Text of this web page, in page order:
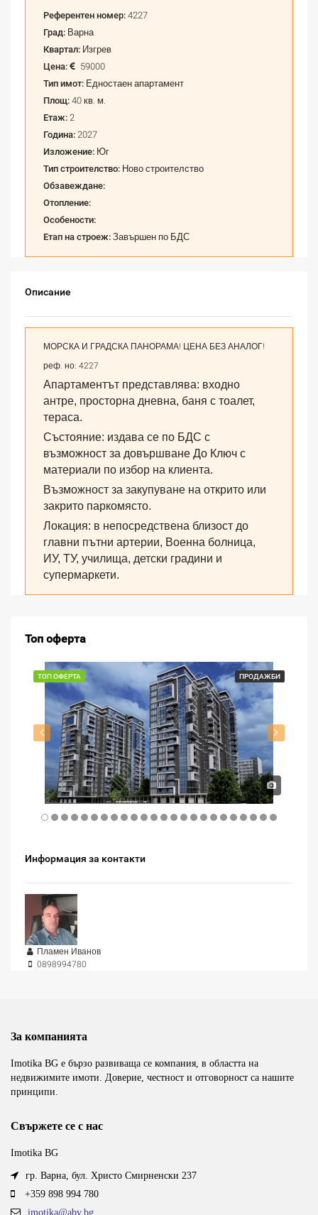
Референтен номер: 4227
Град: Варна
Квартал: Изгрев
Цена:
59000
Тип имот: Едностаен апартамент
Площ: 40 кв. м.
Етаж: 2
Година: 2027
Изложение: Юг
Тип строителство: Ново строителство
Обзавеждане:
Отопление:
Особености:
Етап на строеж: Завършен по БДС
Описание
МОРСКА И ГРАДСКА ПАНОРАМА! ЦЕНА БЕЗ АНАЛОГ!
реф. но: 4227
Апартаментът представлява: входно
антре, просторна дневна, баня с тоалет,
тераса.
Състояние: издава се по БДС с
възможност за довършване До Ключ с
материали по избор на клиента.
Възможност за закупуване на открито или
закрито паркомясто.
Локация: в непосредствена близост до
главни пътни артерии, Военна болница,
ИУ, ТУ, училища, детски градини и
супермаркети.
Топ оферта
ТОП ОФЕРТА ПРОДАЖБИ
Информация за контакти
Пламен Иванов
0898994780
За компанията
Imotika BG е бързо развиваща се компания, в областта на
недвижимите имоти. Доверие, честност и отговорност са нашите
принципи.
Свържете се с нас
Imotika BG
гр. Варна, бул. Христо Смирненски 237
+359 898 994 780
imotika@abv.bg